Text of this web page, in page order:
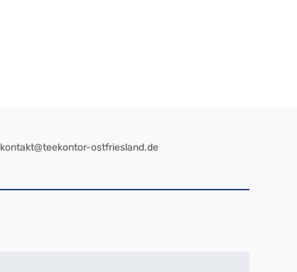
kontakt@teekontor-ostfriesland.de